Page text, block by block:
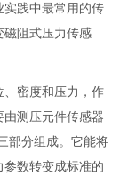
实践中最常用的传
磁阻式压力传感
、密度和压力，作
测压元件传感器
部分组成。它能将
数转变成标准的